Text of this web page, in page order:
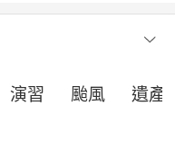
演習 颱風 遺產